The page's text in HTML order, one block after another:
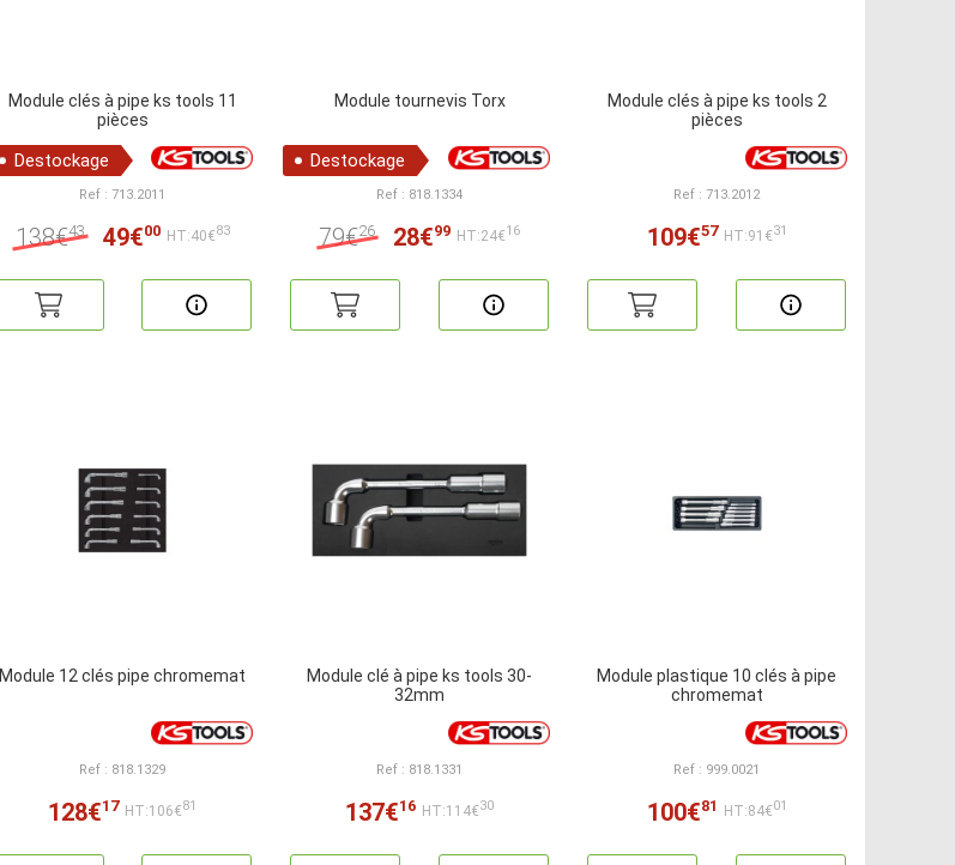
Module clés à pipe ks tools 11
pièces
Destockage
Ref : 713.2011
138€43 49€00 HT:40€83
Module tournevis Torx
Destockage
Ref : 818.1334
79€26 28€99 HT:24€16
Module clés à pipe ks tools 2
pièces
Ref : 713.2012
109€57 HT:91€31
Module 12 clés pipe chromemat
Ref : 818.1329
128€17 HT:106€81
Module clé à pipe ks tools 30-
32mm
Ref : 818.1331
137€16 HT:114€30
Module plastique 10 clés à pipe
chromemat
Ref : 999.0021
100€81 HT:84€01